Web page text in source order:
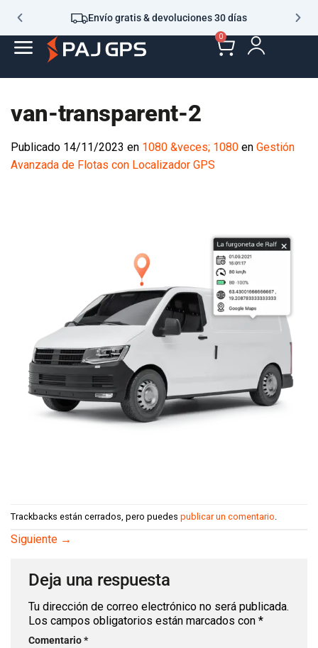
Envío gratis & devoluciones 30 días
0
van-transparent-2
Publicado 14/11/2023 en 1080 &veces; 1080 en Gestión
Avanzada de Flotas con Localizador GPS
Trackbacks están cerrados, pero puedes publicar un comentario
Siguiente →
Deja una respuesta
Tu dirección de correo electrónico no será publicada.
Los campos obligatorios están marcados con *
Comentario*